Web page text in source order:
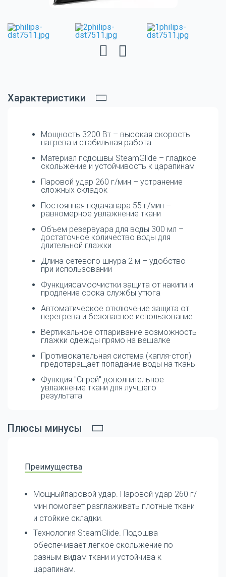
Характеристики
Мощность 3200 Вт – высокая скорость
нагрева и стабильная работа
Материал подошвы SteamGlide – гладкое
скольжение и устойчивость к царапинам
Паровой удар 260 г/мин – устранение
сложных складок
Постоянная подачапара 55 г/мин –
равномерное увлажнение ткани
Объем резервуара для воды 300 мл –
достаточное количество воды для
длительной глажки
Длина сетевого шнура 2 м – удобство
при использовании
Функциясамоочистки защита от накипи и
продление срока службы утюга
Автоматическое отключение защита от
перегрева и безопасное использование
Вертикальное отпаривание возможность
глажки одежды прямо на вешалке
Противокапельная система (капля-стоп)
предотвращает попадание воды на ткань
Функция "Спрей" дополнительное
увлажнение ткани для лучшего
результата
Плюсы минусы
Преимущества
Мощныйпаровой удар. Паровой удар 260 г/
мин помогает разглаживать плотные ткани
и стойкие складки.
Технология SteamGlide. Подошва
обеспечивает легкое скольжение по
разным видам ткани и устойчива к
царапинам.